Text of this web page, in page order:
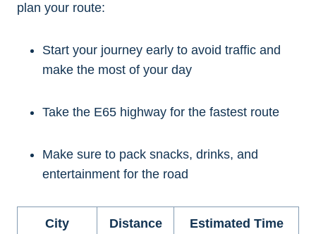
plan your route:
Start your journey early to avoid traffic and
make the most of your day
Take the E65 highway for the fastest route
Make sure to pack snacks, drinks, and
entertainment for the road
City Distance Estimated Time